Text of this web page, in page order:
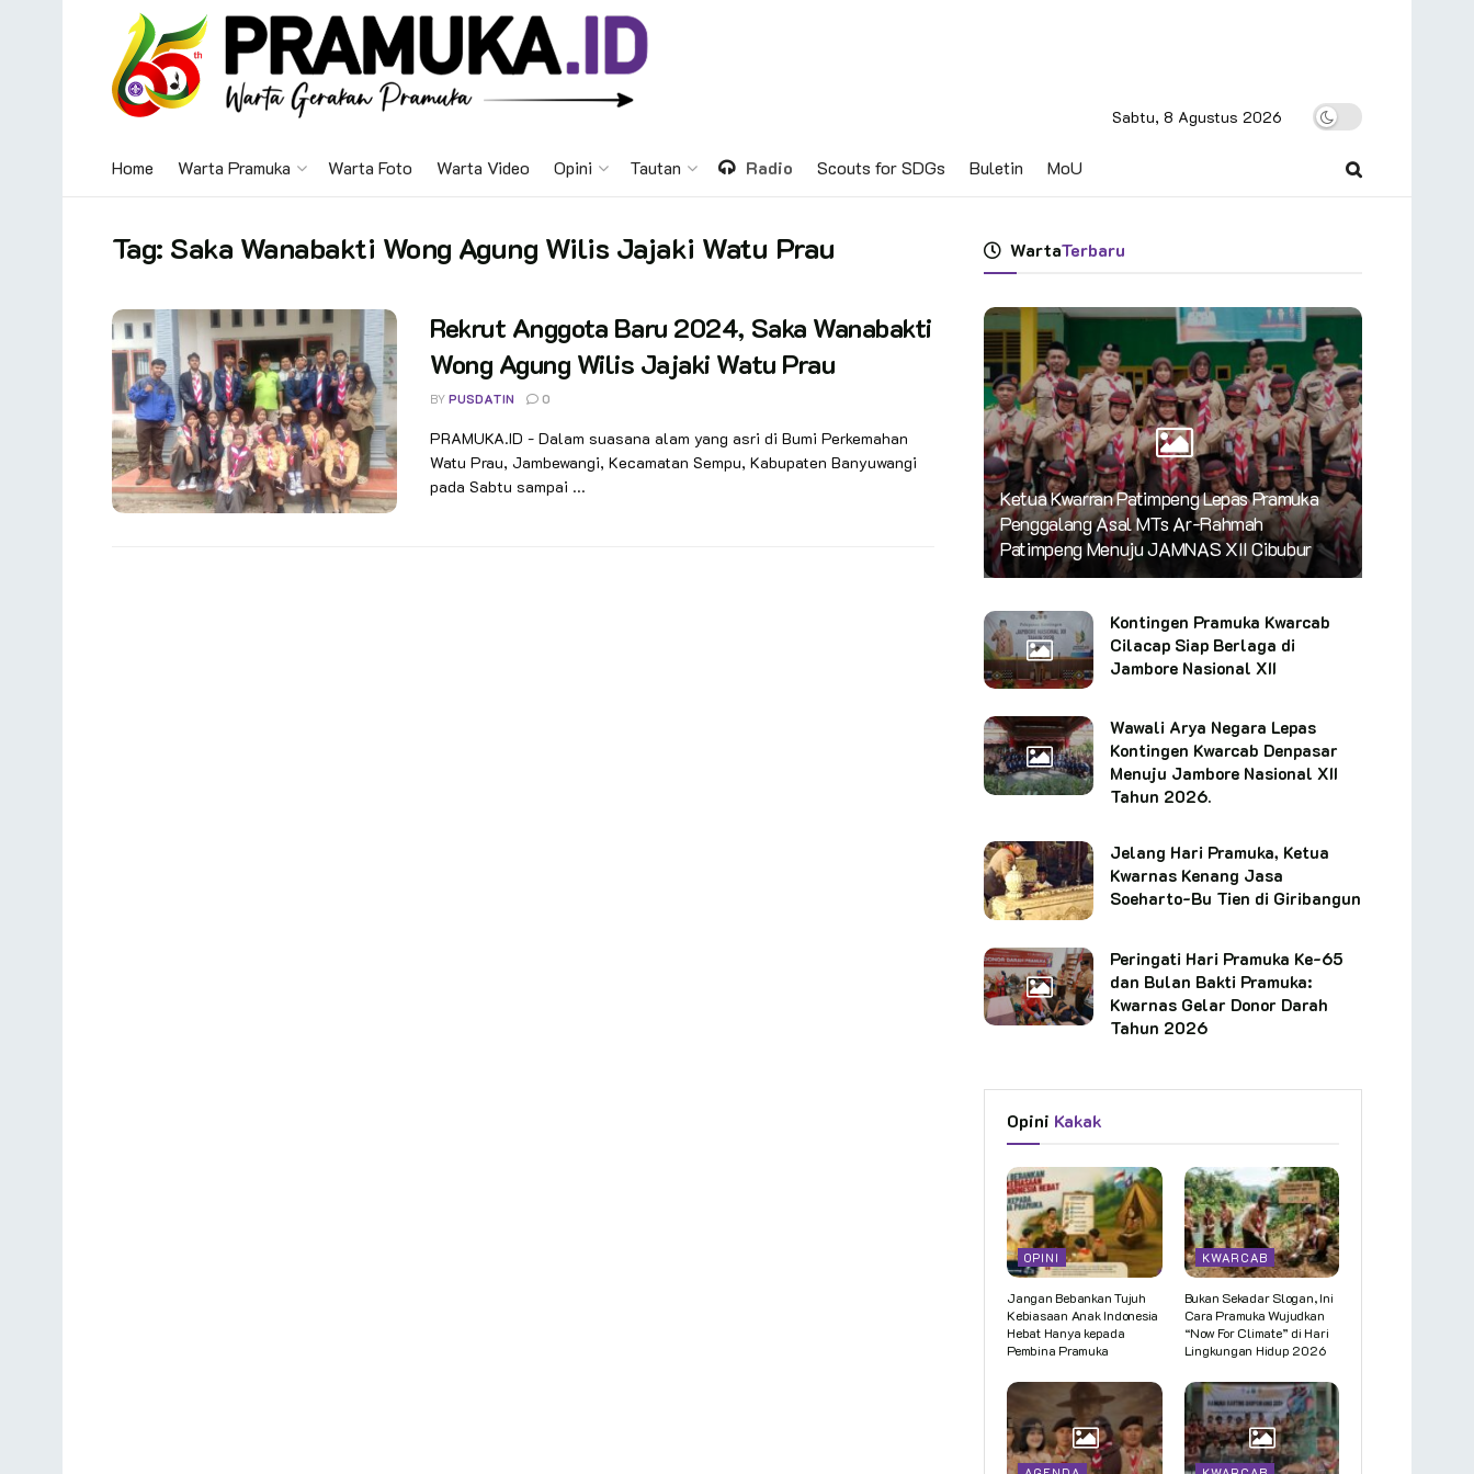
Sabtu, 8 Agustus 2026
Home Warta Pramuka Warta Foto Warta Video Opini Tautan Radio Scouts for SDGs Buletin MoU
Tag: Saka Wanabakti Wong Agung Wilis Jajaki Watu Prau
Rekrut Anggota Baru 2024, Saka Wanabakti
Wong Agung Wilis Jajaki Watu Prau
BY PUSDATIN 0
PRAMUKA.ID - Dalam suasana alam yang asri di Bumi Perkemahan
Watu Prau, Jambewangi, Kecamatan Sempu, Kabupaten Banyuwangi
pada Sabtu sampai ...
WartaTerbaru
Ketua Kwarran Patimpeng Lepas Pramuka
Penggalang Asal MTs Ar-Rahmah
Patimpeng Menuju JAMNAS XII Cibubur
Kontingen Pramuka Kwarcab
Cilacap Siap Berlaga di
Jambore Nasional XII
Wawali Arya Negara Lepas
Kontingen Kwarcab Denpasar
Menuju Jambore Nasional XII
Tahun 2026.
Jelang Hari Pramuka, Ketua
Kwarnas Kenang Jasa
Soeharto-Bu Tien di Giribangun
Peringati Hari Pramuka Ke-65
dan Bulan Bakti Pramuka:
Kwarnas Gelar Donor Darah
Tahun 2026
Opini Kakak
OPINI
Jangan Bebankan Tujuh
Kebiasaan Anak Indonesia
Hebat Hanya kepada
Pembina Pramuka
KWARCAB
Bukan Sekadar Slogan, Ini
Cara Pramuka Wujudkan
“Now For Climate” di Hari
Lingkungan Hidup 2026